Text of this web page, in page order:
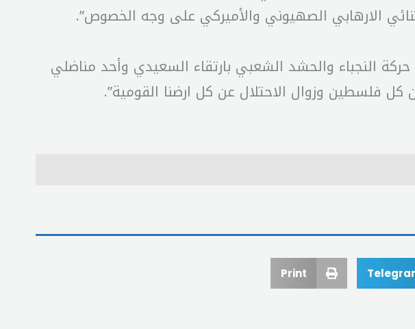
الارهابي الصهيوني والأميركي على وجه الخصوص”.
النجباء والحشد الشعبي بارتقاء السعيدي وأحد مناضلي
فلسطين وزوال الاحتلال عن كل ارضنا القومية”.
Print